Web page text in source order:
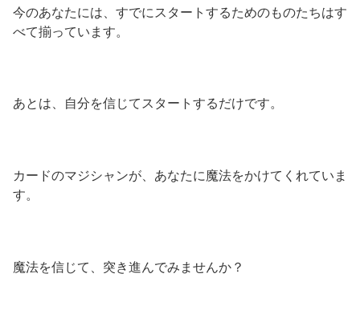
今のあなたには、すでにスタートするためのものたちはす
べて揃っています。
あとは、自分を信じてスタートするだけです。
カードのマジシャンが、あなたに魔法をかけてくれていま
す。
魔法を信じて、突き進んでみませんか？